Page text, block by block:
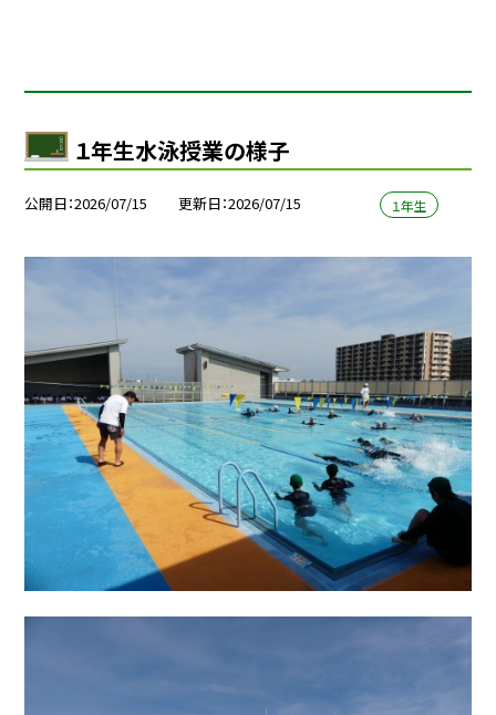
１年生水泳授業の様子
公開日 2026/07/15 更新日 2026/07/15 １年生